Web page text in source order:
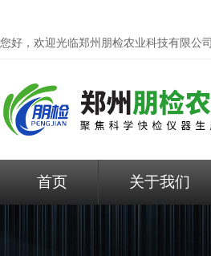
您好，欢迎光临郑州朋检农业科技有限公司
首页 关于我们